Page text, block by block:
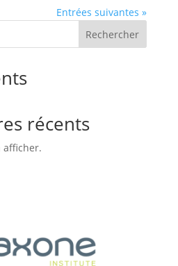
Entrées suivantes »
Rechercher
récents
afficher.